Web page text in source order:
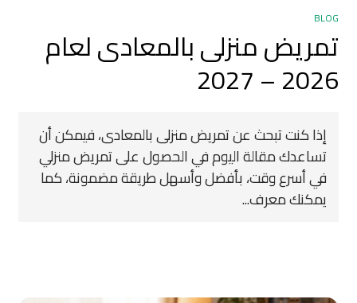
BLOG
تمريض منزلى بالمعادى لعام
2026 – 2027
إذا كنت تبحث عن تمريض منزلى بالمعادى، فيمكن أن
تساعدك مقالة اليوم في الحصول على تمريض منزلي
في أسرع وقت، بأفضل وأسهل طريقة مضمونة، كما
يمكنك معرف...